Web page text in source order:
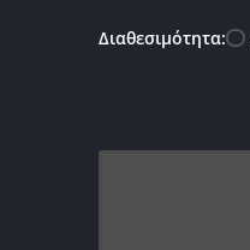
Διαθεσιμότητα: